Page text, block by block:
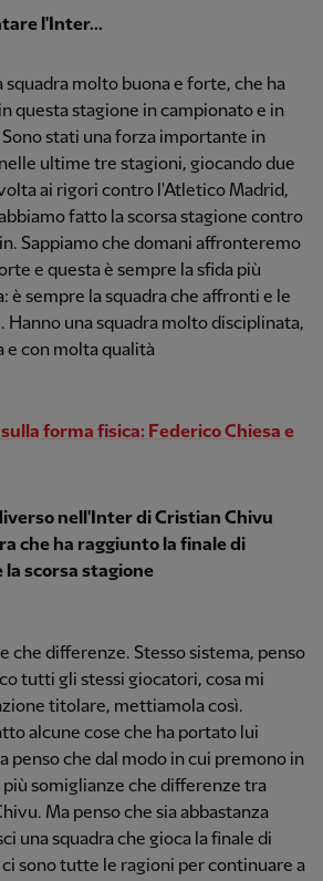
l'Inter...
molto buona e forte, che ha
questa stagione in campionato e in
stati una forza importante in
ultime tre stagioni, giocando due
ai rigori contro l'Atletico Madrid,
fatto la scorsa stagione contro
Sappiamo che domani affronteremo
e questa è sempre la sfida più
è sempre la squadra che affronti e le
Hanno una squadra molto disciplinata,
e con molta qualità
forma fisica: Federico Chiesa e
nell'Inter di Cristian Chivu
che ha raggiunto la finale di
la scorsa stagione
che differenze. Stesso sistema, penso
tutti gli stessi giocatori, cosa mi
titolare, mettiamola così.
alcune cose che ha portato lui
penso che dal modo in cui premono in
più somiglianze che differenze tra
Ma penso che sia abbastanza
una squadra che gioca la finale di
sono tutte le ragioni per continuare a